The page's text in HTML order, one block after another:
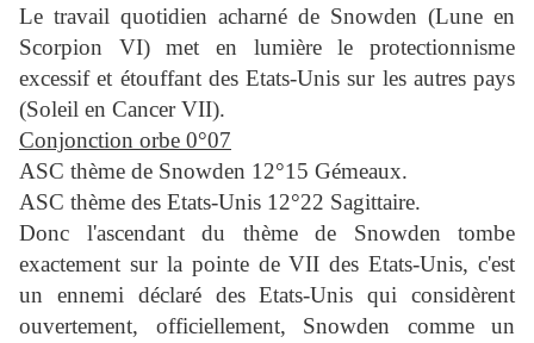
Le travail quotidien acharné de Snowden (Lune en
Scorpion VI) met en lumière le protectionnisme
excessif et étouffant des Etats-Unis sur les autres pays
(Soleil en Cancer VII).
Conjonction orbe 0°07
ASC thème de Snowden 12°15 Gémeaux.
ASC thème des Etats-Unis 12°22 Sagittaire.
Donc l'ascendant du thème de Snowden tombe
exactement sur la pointe de VII des Etats-Unis, c'est
un ennemi déclaré des Etats-Unis qui considèrent
ouvertement, officiellement, Snowden comme un